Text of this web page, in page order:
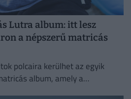
Lutra album: itt lesz
a népszerű matricás
polcaira kerülhet az egyik
album, amely a